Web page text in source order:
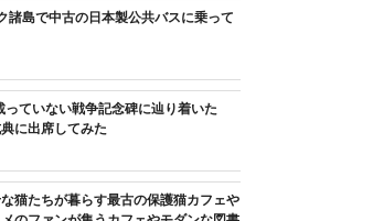
諸島で中古の日本製公共バスに乗って
ていない戦争記念碑に辿り着いた
に出席してみた
猫たちが暮らす最古の保護猫カフェや